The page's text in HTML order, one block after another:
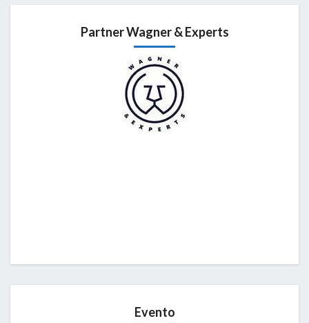
Partner Wagner & Experts
Evento